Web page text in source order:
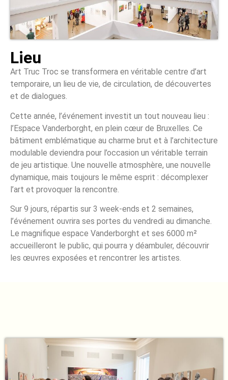
Lieu
Art Truc Troc se transformera en véritable centre d’art
temporaire, un lieu de vie, de circulation, de découvertes
et de dialogues.
Cette année, l’événement investit un tout nouveau lieu :
l’Espace Vanderborght, en plein cœur de Bruxelles. Ce
bâtiment emblématique au charme brut et à l’architecture
modulable deviendra pour l’occasion un véritable terrain
de jeu artistique. Une nouvelle atmosphère, une nouvelle
dynamique, mais toujours le même esprit : décomplexer
l’art et provoquer la rencontre.
Sur 9 jours, répartis sur 3 week-ends et 2 semaines,
l’événement ouvrira ses portes du vendredi au dimanche.
Le magnifique espace Vanderborght et ses 6000 m²
accueilleront le public, qui pourra y déambuler, découvrir
les œuvres exposées et rencontrer les artistes.